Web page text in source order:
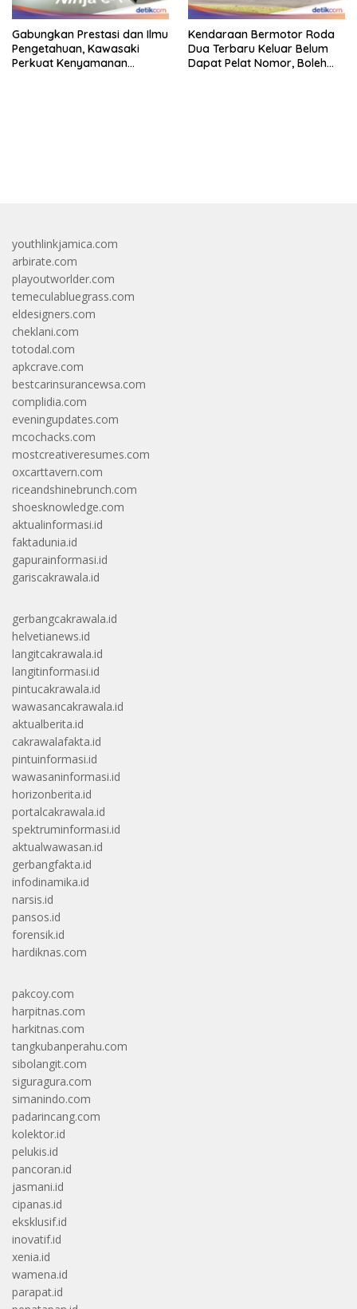
Gabungkan Prestasi dan Ilmu
Pengetahuan, Kawasaki
Perkuat Kenyamanan
Kendaraan Bermotor Roda
Dua Terbaru Keluar Belum
Dapat Pelat Nomor, Boleh
youthlinkjamica.com
arbirate.com
playoutworlder.com
temeculabluegrass.com
eldesigners.com
cheklani.com
totodal.com
apkcrave.com
bestcarinsurancewsa.com
complidia.com
eveningupdates.com
mcochacks.com
mostcreativeresumes.com
oxcarttavern.com
riceandshinebrunch.com
shoesknowledge.com
aktualinformasi.id
faktadunia.id
gapurainformasi.id
gariscakrawala.id
gerbangcakrawala.id
helvetianews.id
langitcakrawala.id
langitinformasi.id
pintucakrawala.id
wawasancakrawala.id
aktualberita.id
cakrawalafakta.id
pintuinformasi.id
wawasaninformasi.id
horizonberita.id
portalcakrawala.id
spektruminformasi.id
aktualwawasan.id
gerbangfakta.id
infodinamika.id
narsis.id
pansos.id
forensik.id
hardiknas.com
pakcoy.com
harpitnas.com
harkitnas.com
tangkubanperahu.com
sibolangit.com
siguragura.com
simanindo.com
padarincang.com
kolektor.id
pelukis.id
pancoran.id
jasmani.id
cipanas.id
eksklusif.id
inovatif.id
xenia.id
wamena.id
parapat.id